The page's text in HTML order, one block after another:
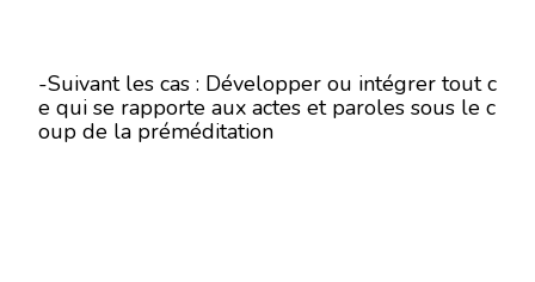
-Suivant les cas : Développer ou intégrer tout c
e qui se rapporte aux actes et paroles sous le c
oup de la préméditation